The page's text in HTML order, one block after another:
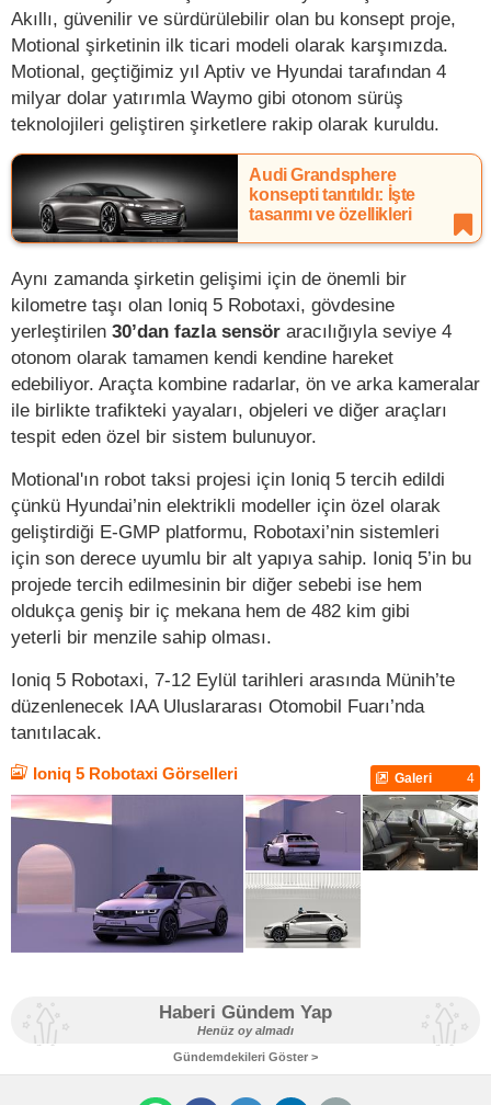
Akıllı, güvenilir ve sürdürülebilir olan bu konsept proje,
Motional şirketinin ilk ticari modeli olarak karşımızda.
Motional, geçtiğimiz yıl Aptiv ve Hyundai tarafından 4
milyar dolar yatırımla Waymo gibi otonom sürüş
teknolojileri geliştiren şirketlere rakip olarak kuruldu.
Audi Grandsphere
konsepti tanıtıldı: İşte
tasarımı ve özellikleri
Aynı zamanda şirketin gelişimi için de önemli bir
kilometre taşı olan Ioniq 5 Robotaxi, gövdesine
yerleştirilen 30’dan fazla sensör aracılığıyla seviye 4
otonom olarak tamamen kendi kendine hareket
edebiliyor. Araçta kombine radarlar, ön ve arka kameralar
ile birlikte trafikteki yayaları, objeleri ve diğer araçları
tespit eden özel bir sistem bulunuyor.
Motional'ın robot taksi projesi için Ioniq 5 tercih edildi
çünkü Hyundai’nin elektrikli modeller için özel olarak
geliştirdiği E-GMP platformu, Robotaxi’nin sistemleri
için son derece uyumlu bir alt yapıya sahip. Ioniq 5’in bu
projede tercih edilmesinin bir diğer sebebi ise hem
oldukça geniş bir iç mekana hem de 482 kim gibi
yeterli bir menzile sahip olması.
Ioniq 5 Robotaxi, 7-12 Eylül tarihleri arasında Münih’te
düzenlenecek IAA Uluslararası Otomobil Fuarı’nda
tanıtılacak.
Ioniq 5 Robotaxi Görselleri Galeri 4
Haberi Gündem Yap
Henüz oy almadı
Gündemdekileri Göster >